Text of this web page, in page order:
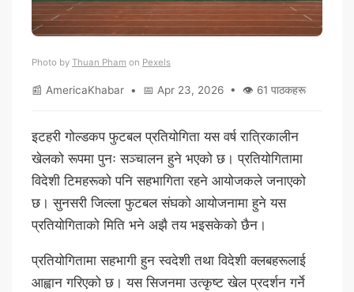
Photo by Thuan Pham on Pexels
📰 AmericaKhabar • 📅 Apr 23, 2026 • 👁 61 पाठकहरू
इटहरी गोल्डकप फुटबल प्रतियोगिता यस वर्ष रात्रिकालीन
खेलको रूपमा पुनः सञ्चालन हुने भएको छ। प्रतियोगितामा
विदेशी टिमहरूको पनि सहभागिता रहने आयोजकले जनाएको
छ। सुनसरी जिल्ला फुटबल संघको आयोजनामा हुने यस
प्रतियोगिताको मिति भने अझै तय भइसकेको छैन।
प्रतियोगितामा सहभागी हुन स्वदेशी तथा विदेशी क्लबहरूलाई
आह्वान गरिएको छ। यस सिजनमा उत्कृष्ट खेल प्रदर्शन गर्ने